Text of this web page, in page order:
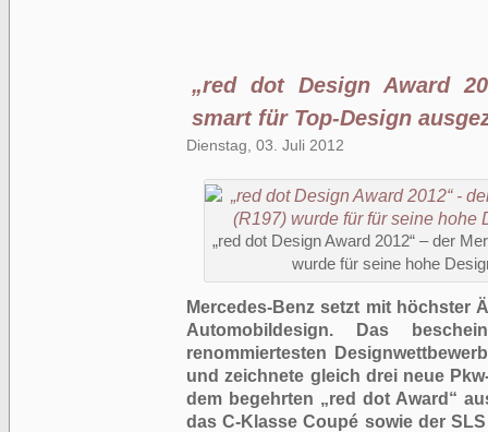
„red dot Design Award
smart für Top-Design
Dienstag, 03. Juli 2012
„red dot Design Award 2012“ – der
wurde für seine hohe
Mercedes-Benz setzt mit höchster
Automobildesign. Das
renommiertesten
und zeichnete gleich drei neue
dem begehrten „red dot Award“
das C-Klasse Coupé sowie der